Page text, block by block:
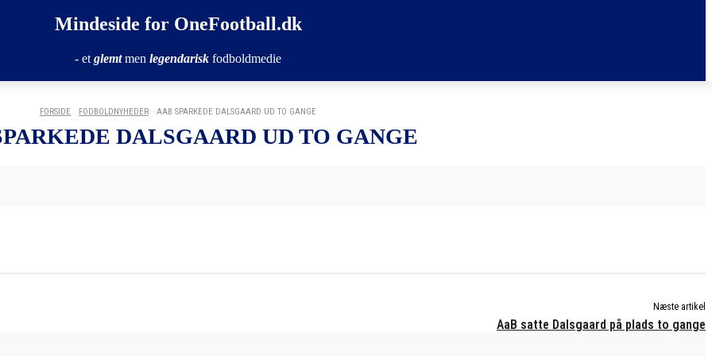
Mindeside for OneFootball.dk
- et glemtmen legendarisk fodboldmedie
FORSIDE FODBOLDNYHEDER AAB SPARKEDE DALSGAARD UD TO GANGE
DALSGAARD UD TO GANGE
Næste artikel
AaB satte Dalsgaard på plads to gange